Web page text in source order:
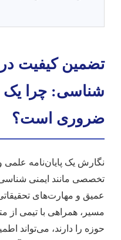
تضمین کیفیت در
شناسی: چرا یک
ضروری است؟
نگارش یک پایان‌نامه علمی
تخصصی مانند ایمنی
عمیق و مهارت‌های
مسیر، همراهی با تیمی از
حوزه را دارند، می‌تواند